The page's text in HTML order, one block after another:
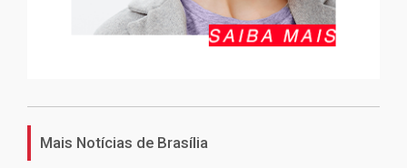
Mais Notícias de Brasília